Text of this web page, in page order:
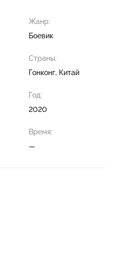
Жанр:
Боевик
Страны:
Гонконг, Китай
Год:
2020
Время:
—